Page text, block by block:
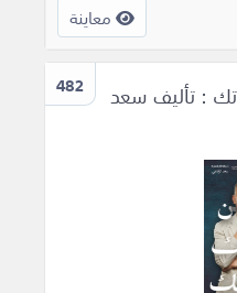
معاينة
482
: تأليف سعد